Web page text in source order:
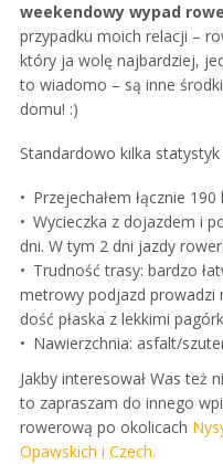
weekendowy wypad
przypadku moich relacji –
który ja wolę najbardziej,
to wiadomo – są inne
domu! :)
Standardowo kilka
Przejechałem łącznie
Wycieczka z dojazdem i
dni. W tym 2 dni jazdy
Trudność trasy: bardzo
metrowy podjazd prowadzi
dość płaska z lekkimi
Nawierzchnia: asfalt/
Jakby interesował Was też
to zapraszam do innego
rowerową po okolicach
Opawskich i Czech.